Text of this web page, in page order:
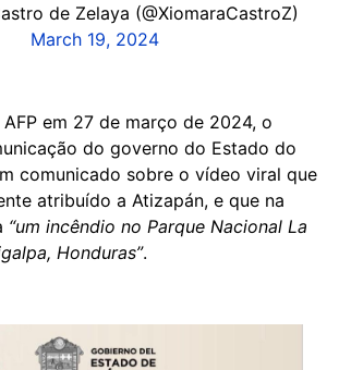
de Zelaya (@XiomaraCastroZ)
March 19, 2024
em 27 de março de 2024, o
do governo do Estado do
comunicado sobre o vídeo viral que
atribuído a Atizapán, e que na
“um incêndio no Parque Nacional La
Honduras”.